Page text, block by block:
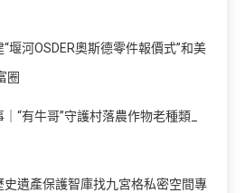
堰河OSDER奧斯德零件報價式”和美
圈
“有牛哥”守護村落農作物老種類_
史遺產保護智庫找九宮格私密空間專